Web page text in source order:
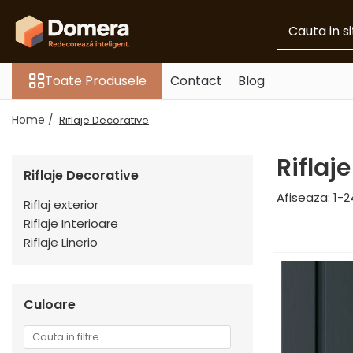
Toate Produsele
Parchet
Parchet SPC
Riflaje Interioare
Glafuri
Glafuri Interioare
Glafuri Exterioare
Plinte PVC
Plinte MDF Premium
Toate Produsele Contact Blog
Home / Riflaje Decorative
Riflaje Decorative
Riflaj exterior
Riflaje Interioare
Riflaje Linerio
Culoare
Afiseaza: 1-